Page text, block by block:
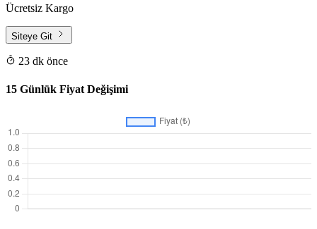
Ücretsiz Kargo
Siteye Git
23 dk önce
15 Günlük Fiyat Değişimi